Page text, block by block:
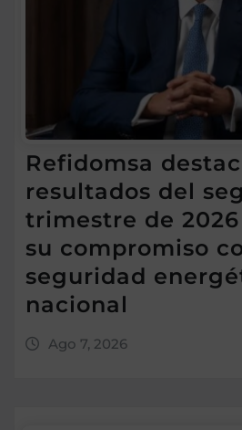
Refidomsa
resultados del
trimestre de
su compromiso
seguridad
nacional
Ago 7, 2026